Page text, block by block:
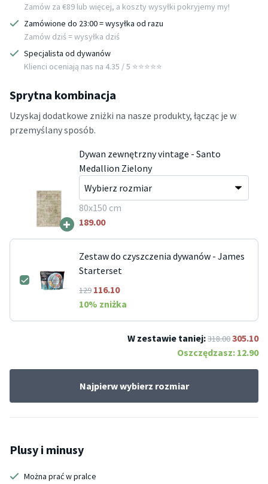
Zamów za €89 lub więcej, a koszty wysyłki pokryjemy my!
Zamówione do 23:00 = wysyłka od razu
Zamów dziś = wysyłka dziś
Specjalista od dywanów
Klienci oceniają nas na 4.35 / 5 ⭐️⭐️⭐️⭐️⭐️
Sprytna kombinacja
Uzyskaj dodatkowe zniżki na nasze produkty, łącząc je w
przemyślany sposób.
+
Dywan zewnętrzny vintage - Santo
Medallion Zielony
80x150 cm
189.00
Zestaw do czyszczenia dywanów - James
Starterset
129116.10
10% zniżka
W zestawie taniej:318.00305.10
Oszczędzasz: 12.90
Najpierw wybierz rozmiar
Plusy i minusy
Można prać w pralce